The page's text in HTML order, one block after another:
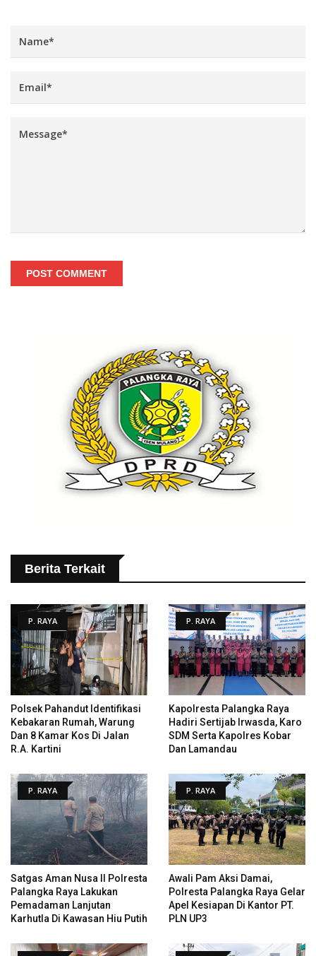
POST COMMENT
Berita Terkait
P. RAYA
Polsek Pahandut Identifikasi
Kebakaran Rumah, Warung
Dan 8 Kamar Kos Di Jalan
R.A. Kartini
P. RAYA
Kapolresta Palangka Raya
Hadiri Sertijab Irwasda, Karo
SDM Serta Kapolres Kobar
Dan Lamandau
P. RAYA
Satgas Aman Nusa II Polresta
Palangka Raya Lakukan
Pemadaman Lanjutan
Karhutla Di Kawasan Hiu Putih
P. RAYA
Awali Pam Aksi Damai,
Polresta Palangka Raya Gelar
Apel Kesiapan Di Kantor PT.
PLN UP3